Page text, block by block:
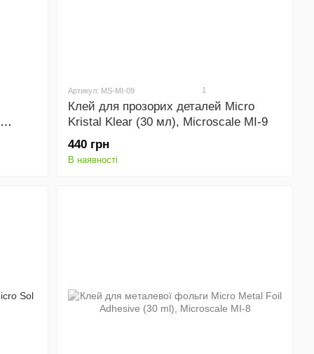
Артикул: MS-MI-09 1
Клей для прозорих деталей Micro
Kristal Klear (30 мл), Microscale MI-9
440 грн
В наявності